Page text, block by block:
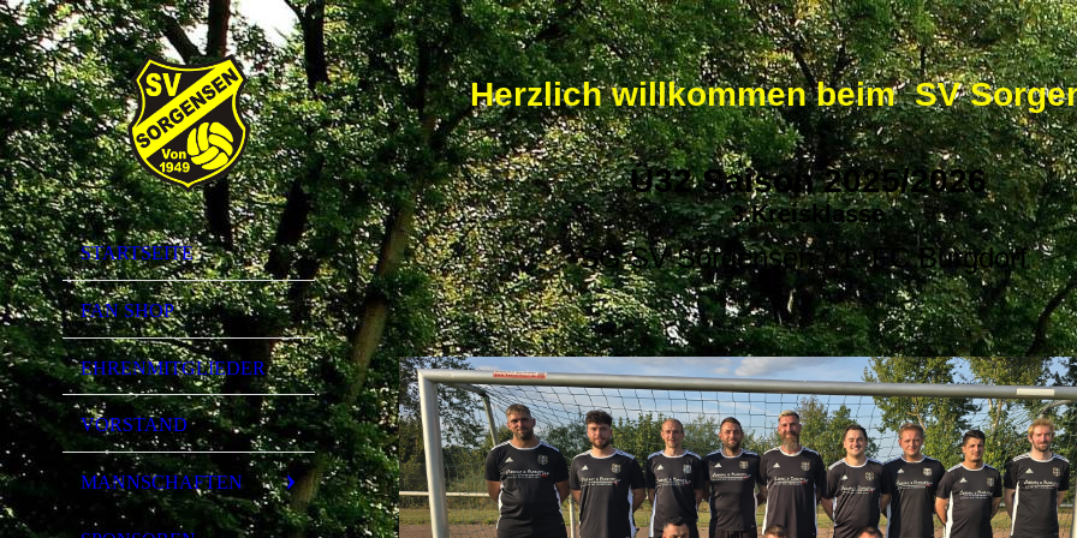
STARTSEITE
FAN SHOP
EHRENMITGLIEDER
VORSTAND
MANNSCHAFTEN
Herzlich willkommen beim SV
Ü32 Saison 2025/2026
3.Kreisklasse
SG SV Sorgensen / 1. FC Burgdorf